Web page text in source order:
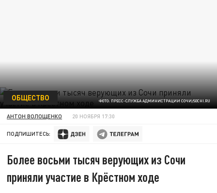
ФОТО: ПРЕСС-СЛУЖБА АДМИНИСТРАЦИИ СОЧИ/SOCHI.RU
ОБЩЕСТВО
АНТОН ВОЛОЩЕНКО 20 НОЯБРЯ 17:30
ПОДПИШИТЕСЬ:
Более восьми тысяч верующих из Сочи
приняли участие в Крёстном ходе